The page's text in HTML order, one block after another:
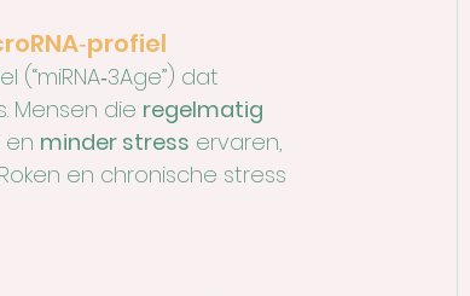
dat
Mensen die regelmatig
en minder stress ervaren,
en chronische stress